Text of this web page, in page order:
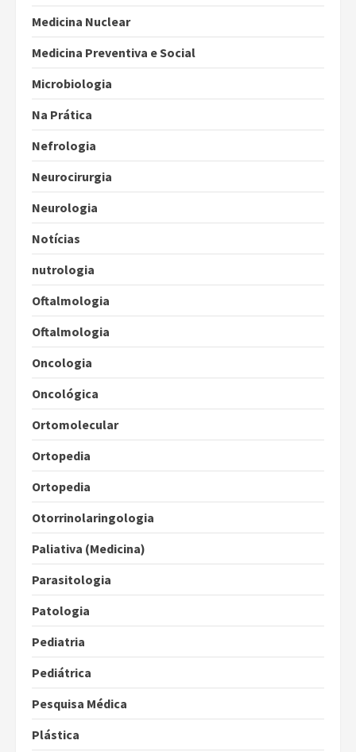
Medicina Nuclear
Medicina Preventiva e Social
Microbiologia
Na Prática
Nefrologia
Neurocirurgia
Neurologia
Notícias
nutrologia
Oftalmologia
Oftalmologia
Oncologia
Oncológica
Ortomolecular
Ortopedia
Ortopedia
Otorrinolaringologia
Paliativa (Medicina)
Parasitologia
Patologia
Pediatria
Pediátrica
Pesquisa Médica
Plástica